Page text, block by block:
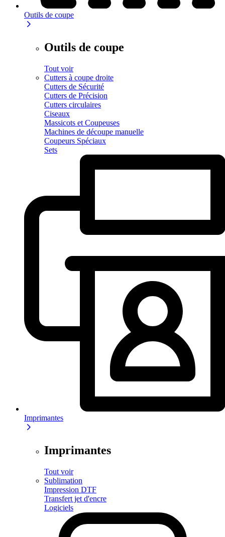
Outils de coupe
Outils de coupe
Tout voir
Cutters à coupe droite
Cutters de Sécurité
Cutters de Précision
Cutters circulaires
Ciseaux
Massicots et Coupeuses
Machines de découpe manuelle
Coupeurs Spéciaux
Sets
Imprimantes
Imprimantes
Tout voir
Sublimation
Impression DTF
Transfert jet d'encre
Logiciels